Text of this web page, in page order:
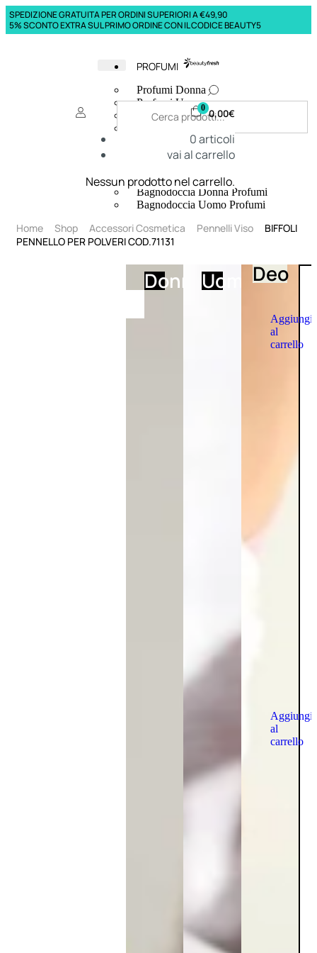
SPEDIZIONE GRATUITA PER ORDINI SUPERIORI A €49,90
5% SCONTO EXTRA SUL PRIMO ORDINE CON IL CODICE BEAUTY5
PROFUMI
Profumi Donna
Profumi Uomo
Deodoranti Donna
Corpo Donna
Corpo Uomo
Creme Mani
Bagnodoccia Donna Profumi
Bagnodoccia Uomo Profumi
DonnaUomoDeo
Aggiungi
al
carrello
Aggiungi
al
carrello
0 0,00€
0articoli
vai al carrello
Nessun prodotto nel carrello.
Home Shop Accessori Cosmetica Pennelli Viso
BIFFOLI
PENNELLO PER POLVERI COD.71131